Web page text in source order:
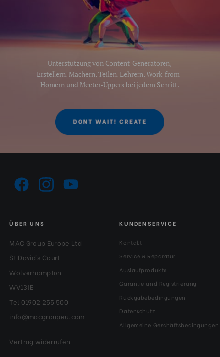
Unterstützung von Content-Generatoren,
Erstellern, Machern, Teilen, Lehrern, Work-from-
Homern und Meeter-Uppers bei jedem Schritt.
ÜBER UNS
MAC Group Europe Ltd
St David’s Court
Wolverhampton
WV13JE
Tel 01902 255 500
info@macgroupeu.com
Vertrag widerrufen
KUNDENSERVICE
Kontakt
Service & Reparatur
Auslaufprodukte
Garantie und Registrierung
Rückgabebedingungen
Datenschutz
Allgemeine Geschäftsbedingungen